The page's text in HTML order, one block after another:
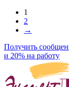
1
2
→
Получить
и 20% на работу